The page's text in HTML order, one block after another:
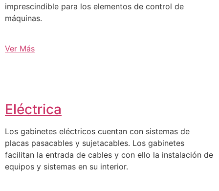
imprescindible para los elementos de control de
máquinas.
Ver Más
Eléctrica
Los gabinetes eléctricos cuentan con sistemas de
placas pasacables y sujetacables. Los gabinetes
facilitan la entrada de cables y con ello la instalación de
equipos y sistemas en su interior.